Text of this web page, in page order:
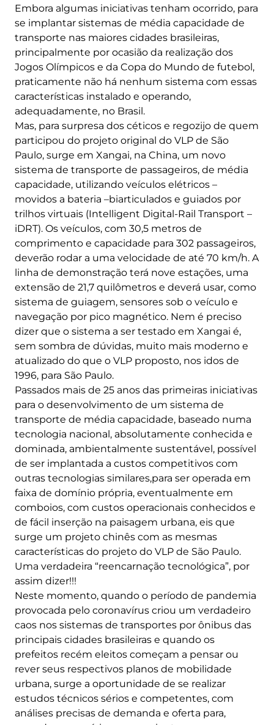
Embora algumas iniciativas tenham ocorrido, para
se implantar sistemas de média capacidade de
transporte nas maiores cidades brasileiras,
principalmente por ocasião da realização dos
Jogos Olímpicos e da Copa do Mundo de futebol,
praticamente não há nenhum sistema com essas
características instalado e operando,
adequadamente, no Brasil.
Mas, para surpresa dos céticos e regozijo de quem
participou do projeto original do VLP de São
Paulo, surge em Xangai, na China, um novo
sistema de transporte de passageiros, de média
capacidade, utilizando veículos elétricos –
movidos a bateria –biarticulados e guiados por
trilhos virtuais (Intelligent Digital-Rail Transport –
iDRT). Os veículos, com 30,5 metros de
comprimento e capacidade para 302 passageiros,
deverão rodar a uma velocidade de até 70 km/h. A
linha de demonstração terá nove estações, uma
extensão de 21,7 quilômetros e deverá usar, como
sistema de guiagem, sensores sob o veículo e
navegação por pico magnético. Nem é preciso
dizer que o sistema a ser testado em Xangai é,
sem sombra de dúvidas, muito mais moderno e
atualizado do que o VLP proposto, nos idos de
1996, para São Paulo.
Passados mais de 25 anos das primeiras iniciativas
para o desenvolvimento de um sistema de
transporte de média capacidade, baseado numa
tecnologia nacional, absolutamente conhecida e
dominada, ambientalmente sustentável, possível
de ser implantada a custos competitivos com
outras tecnologias similares,para ser operada em
faixa de domínio própria, eventualmente em
comboios, com custos operacionais conhecidos e
de fácil inserção na paisagem urbana, eis que
surge um projeto chinês com as mesmas
características do projeto do VLP de São Paulo.
Uma verdadeira “reencarnação tecnológica”, por
assim dizer!!!
Neste momento, quando o período de pandemia
provocada pelo coronavírus criou um verdadeiro
caos nos sistemas de transportes por ônibus das
principais cidades brasileiras e quando os
prefeitos recém eleitos começam a pensar ou
rever seus respectivos planos de mobilidade
urbana, surge a oportunidade de se realizar
estudos técnicos sérios e competentes, com
análises precisas de demanda e oferta para,